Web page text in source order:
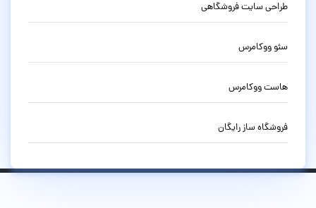
طراحی سایت فروشگاهی
سئو ووکامرس
هاست ووکامرس
فروشگاه ساز رایگان